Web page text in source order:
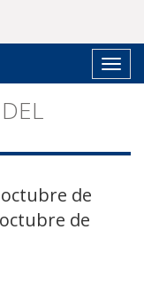
de
de